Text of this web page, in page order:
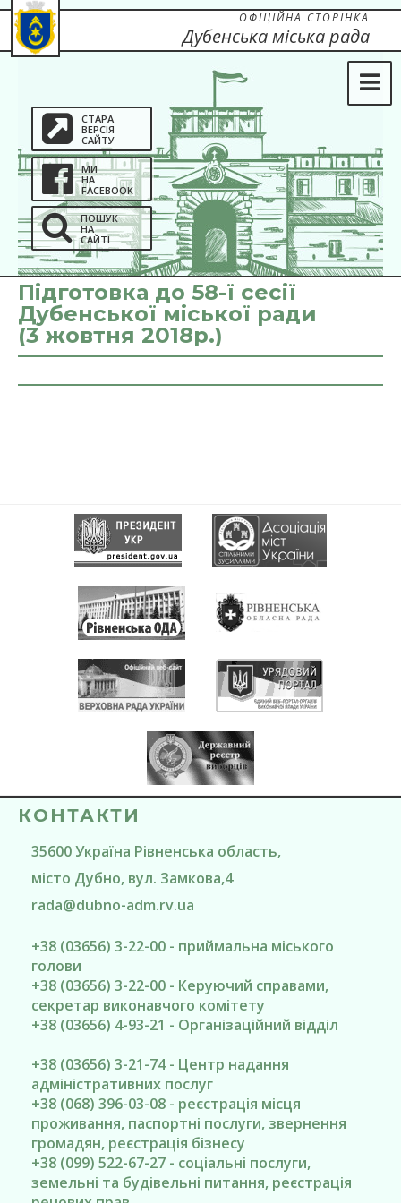
СТАРА
ВЕРСІЯ
САЙТУ
МИ
НА
FACEBOOK
ПОШУК
НА
САЙТІ
ОФІЦІЙНА СТОРІНКА
Дубенська міська рада
Підготовка до 58-ї сесії
Дубенської міської ради
(3 жовтня 2018р.)
КОНТАКТИ
35600Україна Рівненська область,
місто Дубно, вул. Замкова,4
rada@dubno-adm.rv.ua
+38 (03656) 3-22-00 - приймальна міського
голови
+38 (03656) 3-22-00 - Керуючий справами,
секретар виконавчого комітету
+38 (03656) 4-93-21 - Організаційний відділ
+38 (03656) 3-21-74 - Центр надання
адміністративних послуг
+38 (068) 396-03-08 - реєстрація місця
проживання, паспортні послуги, звернення
громадян, реєстрація бізнесу
+38 (099) 522-67-27 - соціальні послуги,
земельні та будівельні питання, реєстрація